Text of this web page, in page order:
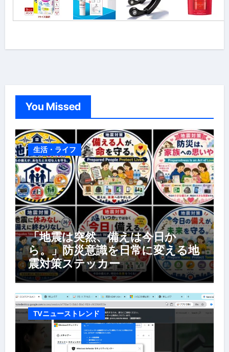
You Missed
生活・ライフ
「地震は突然、備えは今日か
ら。」防災意識を日常に変える地
震対策ステッカー
TVニューストレンド